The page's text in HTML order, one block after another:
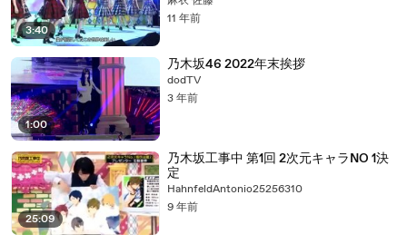
3:40
11 年前
1:00
乃木坂46 2022年末挨拶
dodTV
3 年前
25:09
乃木坂工事中 第1回 2次元キャラNO 1決
定
HahnfeldAntonio25256310
9 年前